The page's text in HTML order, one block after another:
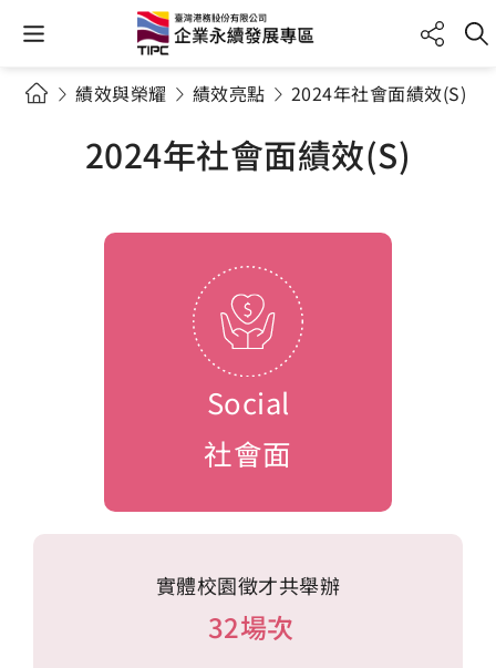
績效與榮耀 績效亮點 2024年社會面績效(S)
2024年社會面績效(S)
Social
社會面
實體校園徵才共舉辦
32場次